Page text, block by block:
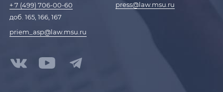
+ 7 (499) 706-00-60
доб. 165, 166, 167
priem_asp@law.msu.ru
press@law.msu.ru